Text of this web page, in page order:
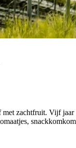
zachtfruit. Vijf